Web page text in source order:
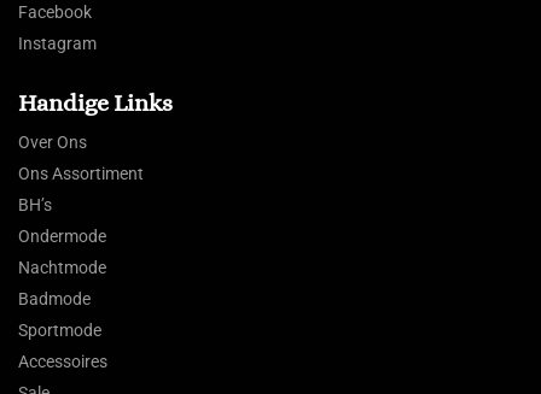
Facebook
Instagram
Handige Links
Over Ons
Ons Assortiment
BH’s
Ondermode
Nachtmode
Badmode
Sportmode
Accessoires